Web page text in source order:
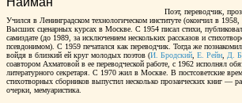
Поэт, переводчик,
Учился в Ленинградском технологическом институте (окончил в
Высших сценарных курсах в Москве. С 1954 писал стихи,
самиздате (до 1989, за исключением нескольких рассказов и
псевдонимом). С 1959 печатался как переводчик. Тогда же
войдя в близкий ей круг молодых поэтов (И. Бродский, Е. Рейн, Д.
соавтором Ахматовой в ее переводческой работе, с 1962 исполнял
литературного секретаря. С 1970 жил в Москве. В постсоветские
стихотворных сборников выпустил несколько прозаических книг —
очерки, мемуаристика.